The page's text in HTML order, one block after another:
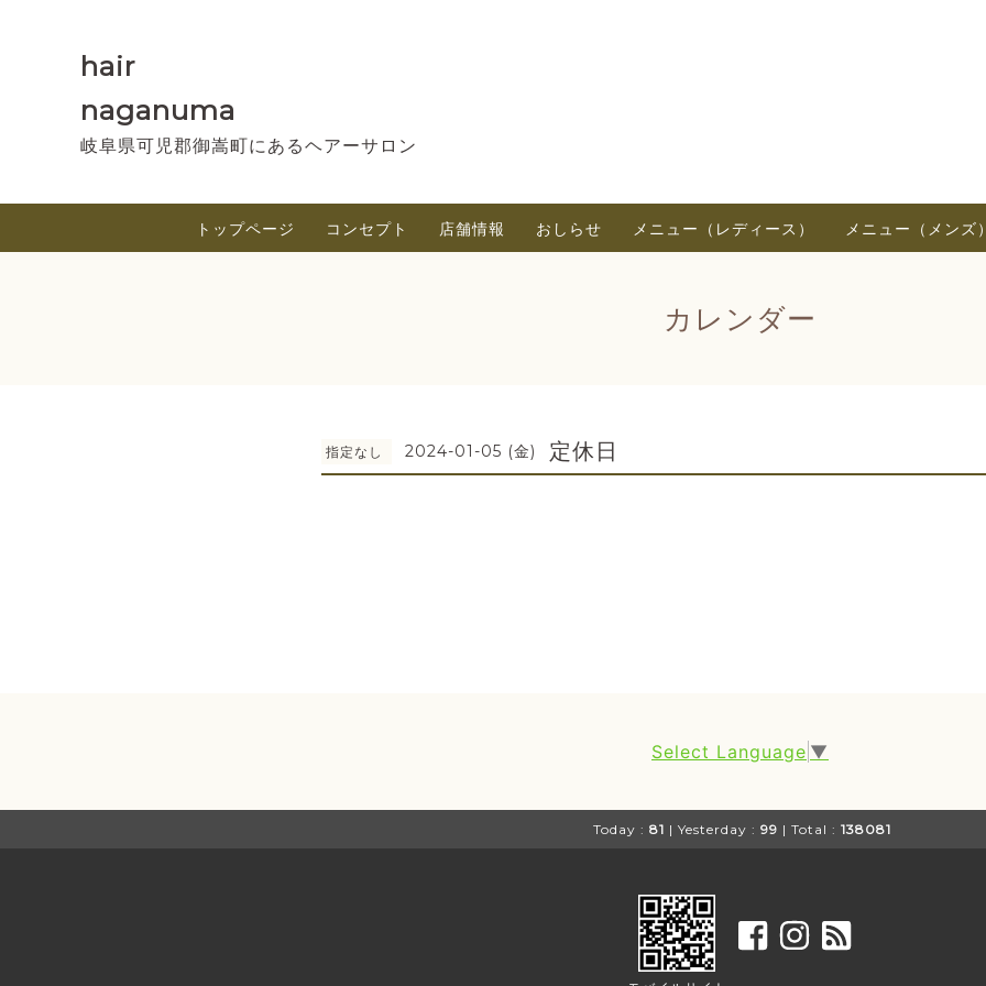
hair
naganuma
岐阜県可児郡御嵩町にあるヘアーサロン
トップページ コンセプト 店舗情報 おしらせ メニュー（レディース） メニュー（メンズ）
カレンダー
指定なし 2024-01-05 (金) 定休日
Select Language ▼
Today : 81 | Yesterday : 99 | Total : 138081